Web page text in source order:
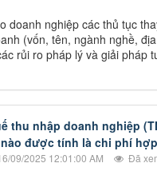
doanh nghiệp các thủ tục
(vốn, tên, ngành nghề,
rủi ro pháp lý và giải pháp
thu nhập doanh nghiệp
được tính là chi phí
09/2025 12:01:00 AM
Đã